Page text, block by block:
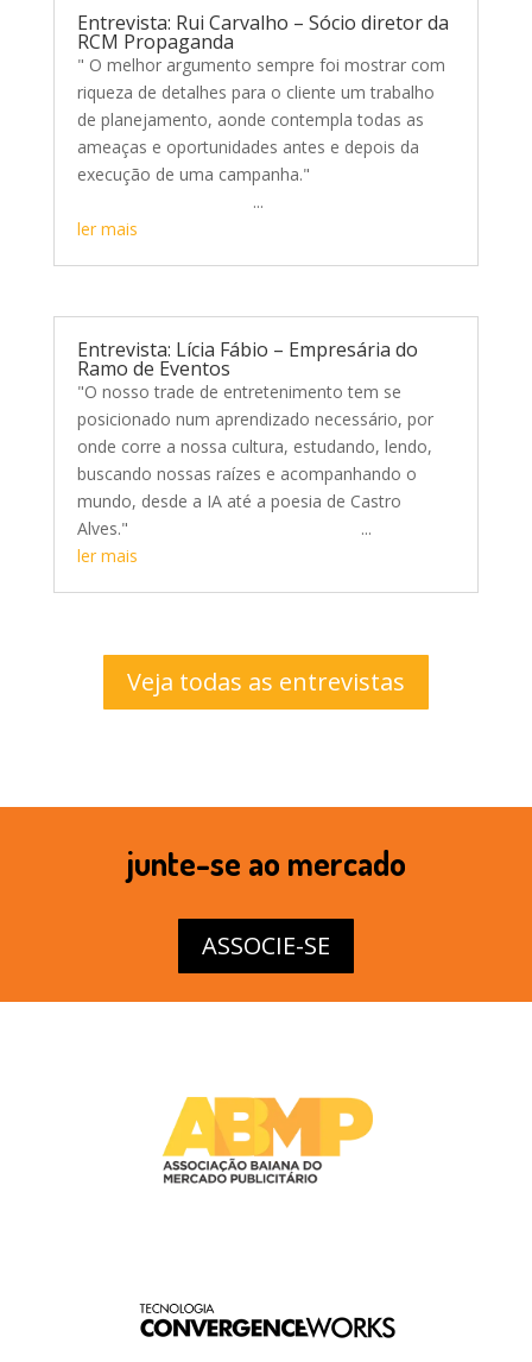
Entrevista: Rui Carvalho – Sócio diretor da
RCM Propaganda
" O melhor argumento sempre foi mostrar com
riqueza de detalhes para o cliente um trabalho
de planejamento, aonde contempla todas as
ameaças e oportunidades antes e depois da
execução de uma campanha."
...
ler mais
Entrevista: Lícia Fábio – Empresária do
Ramo de Eventos
"O nosso trade de entretenimento tem se
posicionado num aprendizado necessário, por
onde corre a nossa cultura, estudando, lendo,
buscando nossas raízes e acompanhando o
mundo, desde a IA até a poesia de Castro
Alves." ...
ler mais
Veja todas as entrevistas
junte-se ao mercado
ASSOCIE-SE